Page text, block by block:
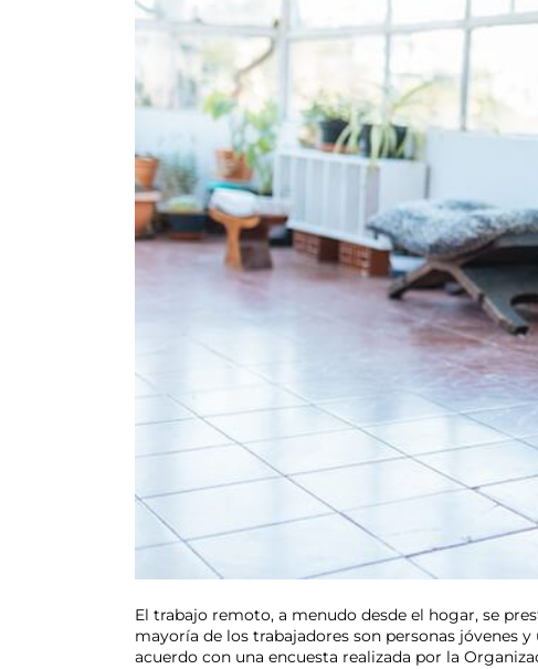
El trabajo remoto, a menudo desde el hogar, se
mayoría de los trabajadores son personas jóvenes
acuerdo con una encuesta realizada por la